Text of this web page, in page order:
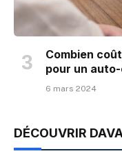
Combien
pour un
6 mars 2024
DÉCOUVRIR